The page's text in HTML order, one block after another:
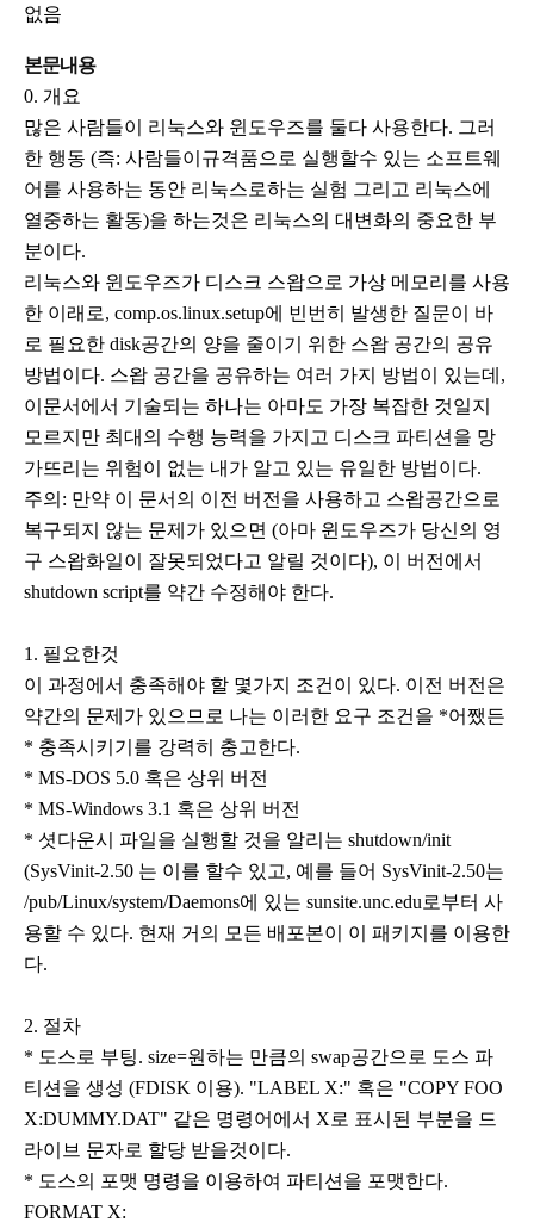
없음
본문내용
0. 개요
많은 사람들이 리눅스와 윈도우즈를 둘다 사용한다. 그러
한 행동 (즉: 사람들이규격품으로 실행할수 있는 소프트웨
어를 사용하는 동안 리눅스로하는 실험 그리고 리눅스에
열중하는 활동)을 하는것은 리눅스의 대변화의 중요한 부
분이다.
리눅스와 윈도우즈가 디스크 스왑으로 가상 메모리를 사용
한 이래로, comp.os.linux.setup에 빈번히 발생한 질문이 바
로 필요한 disk공간의 양을 줄이기 위한 스왑 공간의 공유
방법이다. 스왑 공간을 공유하는 여러 가지 방법이 있는데,
이문서에서 기술되는 하나는 아마도 가장 복잡한 것일지
모르지만 최대의 수행 능력을 가지고 디스크 파티션을 망
가뜨리는 위험이 없는 내가 알고 있는 유일한 방법이다.
주의: 만약 이 문서의 이전 버전을 사용하고 스왑공간으로
복구되지 않는 문제가 있으면 (아마 윈도우즈가 당신의 영
구 스왑화일이 잘못되었다고 알릴 것이다), 이 버전에서
shutdown script를 약간 수정해야 한다.
1. 필요한것
이 과정에서 충족해야 할 몇가지 조건이 있다. 이전 버전은
약간의 문제가 있으므로 나는 이러한 요구 조건을 *어쨌든
* 충족시키기를 강력히 충고한다.
* MS-DOS 5.0 혹은 상위 버전
* MS-Windows 3.1 혹은 상위 버전
* 셧다운시 파일을 실행할 것을 알리는 shutdown/init
(SysVinit-2.50 는 이를 할수 있고, 예를 들어 SysVinit-2.50는
/pub/Linux/system/Daemons에 있는 sunsite.unc.edu로부터 사
용할 수 있다. 현재 거의 모든 배포본이 이 패키지를 이용한
다.
2. 절차
* 도스로 부팅. size=원하는 만큼의 swap공간으로 도스 파
티션을 생성 (FDISK 이용). "LABEL X:" 혹은 "COPY FOO
X:DUMMY.DAT" 같은 명령어에서 X로 표시된 부분을 드
라이브 문자로 할당 받을것이다.
* 도스의 포맷 명령을 이용하여 파티션을 포맷한다.
FORMAT X: